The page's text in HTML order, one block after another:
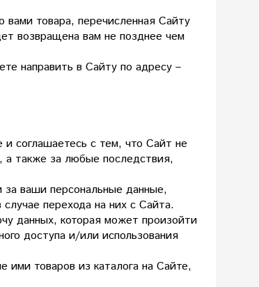
вами товара, перечисленная Сайту
возвращена вам не позднее чем
направить в Сайту по адресу –
соглашаетесь с тем, что Сайт не
а также за любые последствия,
за ваши персональные данные,
перехода на них с Сайта.
данных, которая может произойти
доступа и/или использования
ими товаров из каталога на Сайте,